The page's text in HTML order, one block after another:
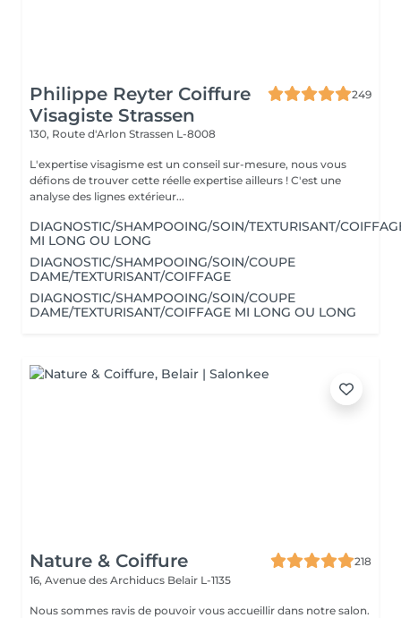
Philippe Reyter Coiffure
Visagiste Strassen
249
130, Route d'Arlon Strassen L-8008
L'expertise visagisme est un conseil sur-mesure, nous vous
défions de trouver cette réelle expertise ailleurs ! C'est une
analyse des lignes extérieur...
DIAGNOSTIC/SHAMPOOING/SOIN/TEXTURISANT/
MI LONG OU LONG
DIAGNOSTIC/SHAMPOOING/SOIN/COUPE
DAME/TEXTURISANT/COIFFAGE
DIAGNOSTIC/SHAMPOOING/SOIN/COUPE
DAME/TEXTURISANT/COIFFAGE MI LONG OU LONG
Nature & Coiffure
218
16, Avenue des Archiducs Belair L-1135
Nous sommes ravis de pouvoir vous accueillir dans notre salon.